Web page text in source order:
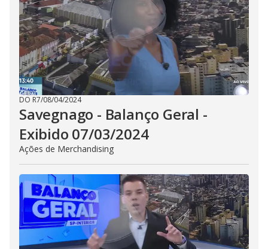
DO R7/08/04/2024
Savegnago - Balanço Geral -
Exibido 07/03/2024
Ações de Merchandising